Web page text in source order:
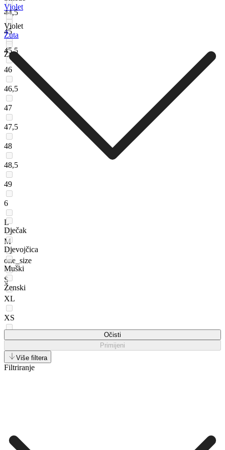
44,5
45
45,5
46
46,5
47
47,5
48
48,5
49
6
L
M
one_size
S
XL
XS
XXL
Violet
Violet
Žuta
Žuta
Dječak
Djevojčica
Muški
Ženski
Očisti
Primijeni
Više filtera
Filtriranje